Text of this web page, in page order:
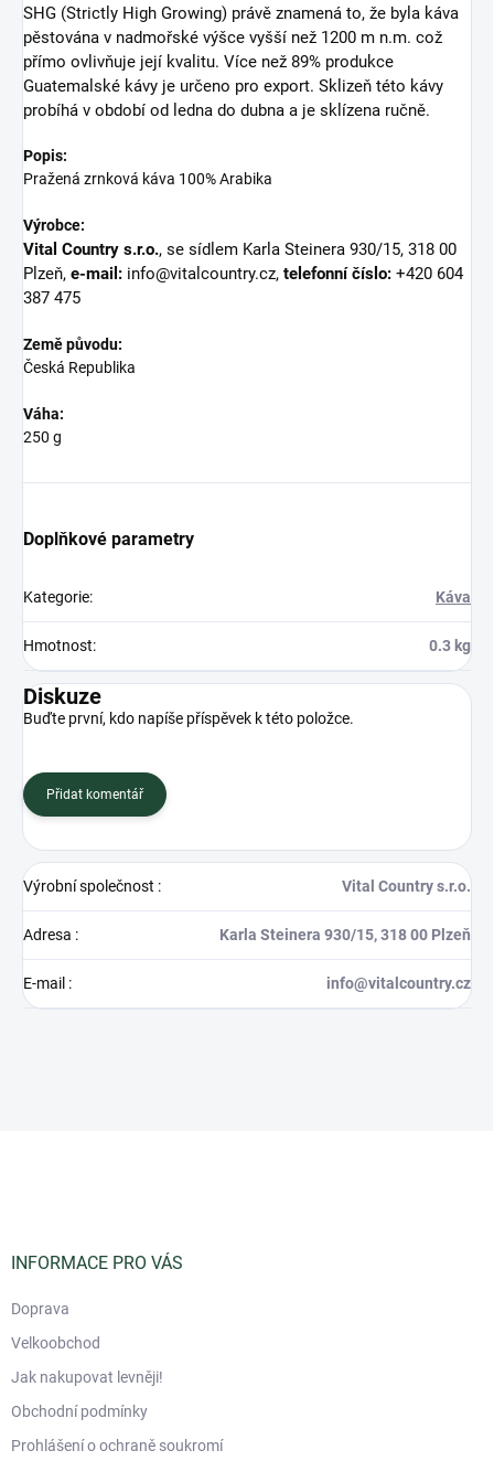
SHG (Strictly High Growing) právě znamená to, že byla káva
pěstována v nadmořské výšce vyšší než 1200 m n.m. což
přímo ovlivňuje její kvalitu. Více než 89% produkce
Guatemalské kávy je určeno pro export. Sklizeň této kávy
probíhá v období od ledna do dubna a je sklízena ručně.
Popis:
Pražená zrnková káva 100% Arabika
Výrobce:
Vital Country s.r.o., se sídlem Karla Steinera 930/15, 318 00
Plzeň, e-mail: info@vitalcountry.cz, telefonní číslo: +420 604
387 475
Země původu:
Česká Republika
Váha:
250 g
Doplňkové parametry
Kategorie: Káva
Hmotnost: 0.3 kg
Diskuze
Buďte první, kdo napíše příspěvek k této položce.
Přidat komentář
Výrobní společnost : Vital Country s.r.o.
Adresa : Karla Steinera 930/15, 318 00 Plzeň
E-mail : info@vitalcountry.cz
INFORMACE PRO VÁS
Doprava
Velkoobchod
Jak nakupovat levněji!
Obchodní podmínky
Prohlášení o ochraně soukromí